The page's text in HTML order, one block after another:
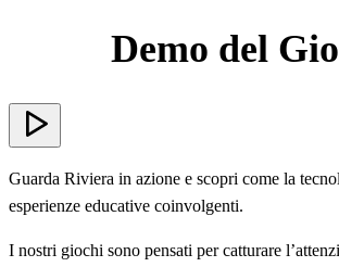
Demo del
Guarda Riviera in azione e scopri come la
esperienze educative coinvolgenti.
I nostri giochi sono pensati per catturare